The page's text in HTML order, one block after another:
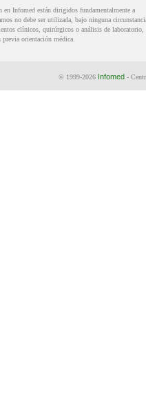
en Infomed están dirigidos fundamentalmente a
no debe ser utilizada, bajo ninguna
clínicos, quirúrgicos o análisis de laboratorio,
orientación médica.
© 1999-2026 Infomed -